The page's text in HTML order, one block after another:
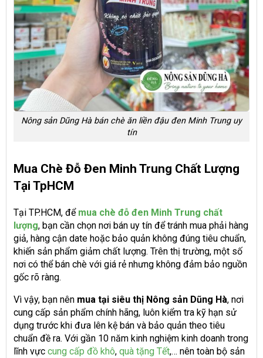
Nông sản Dũng Hà bán chè ăn liền đậu đen Minh Trung uy
tín
Mua Chè Đỗ Đen Minh Trung Chất Lượng
Tại TpHCM
Tại TP.HCM, để mua chè đỗ đen Minh Trung chất
lượng, bạn cần chọn nơi bán uy tín để tránh mua phải hàng
giả, hàng cận date hoặc bảo quản không đúng tiêu chuẩn,
khiến sản phẩm giảm chất lượng. Trên thị trường, một số
nơi có thể bán chè với giá rẻ nhưng không đảm bảo nguồn
gốc rõ ràng.
Vì vậy, bạn nên mua tại siêu thị Nông sản Dũng Hà, nơi
cung cấp sản phẩm chính hãng, luôn kiểm tra kỹ hạn sử
dụng trước khi đưa lên kệ bán và bảo quản theo tiêu
chuẩn đề ra. Với gần 10 năm kinh nghiệm kinh doanh trong
lĩnh vực cung cấp đồ khô, quà tặng Tết,… nên toàn bộ sản